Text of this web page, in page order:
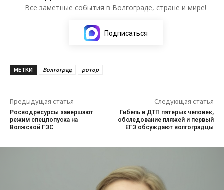
Все заметные события в Волгограде, стране и мире!
Подписаться
МЕТКИ Волгоград ротор
Предыдущая статья
Росводресурсы завершают
режим спецпопуска на
Волжской ГЭС
Следующая статья
Гибель в ДТП пятерых человек,
обследование пляжей и первый
ЕГЭ обсуждают волгоградцы